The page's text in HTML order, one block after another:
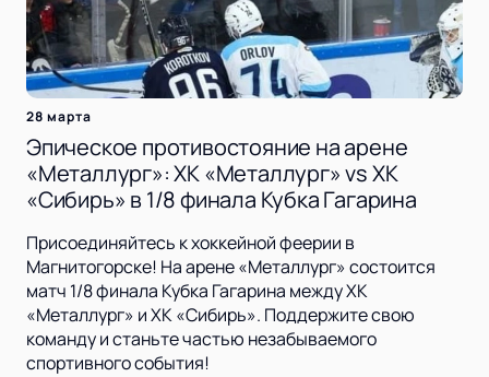
28 марта
Эпическое противостояние на арене
«Металлург»: ХК «Металлург» vs ХК
«Сибирь» в 1/8 финала Кубка Гагарина
Присоединяйтесь к хоккейной феерии в
Магнитогорске! На арене «Металлург» состоится
матч 1/8 финала Кубка Гагарина между ХК
«Металлург» и ХК «Сибирь». Поддержите свою
команду и станьте частью незабываемого
спортивного события!